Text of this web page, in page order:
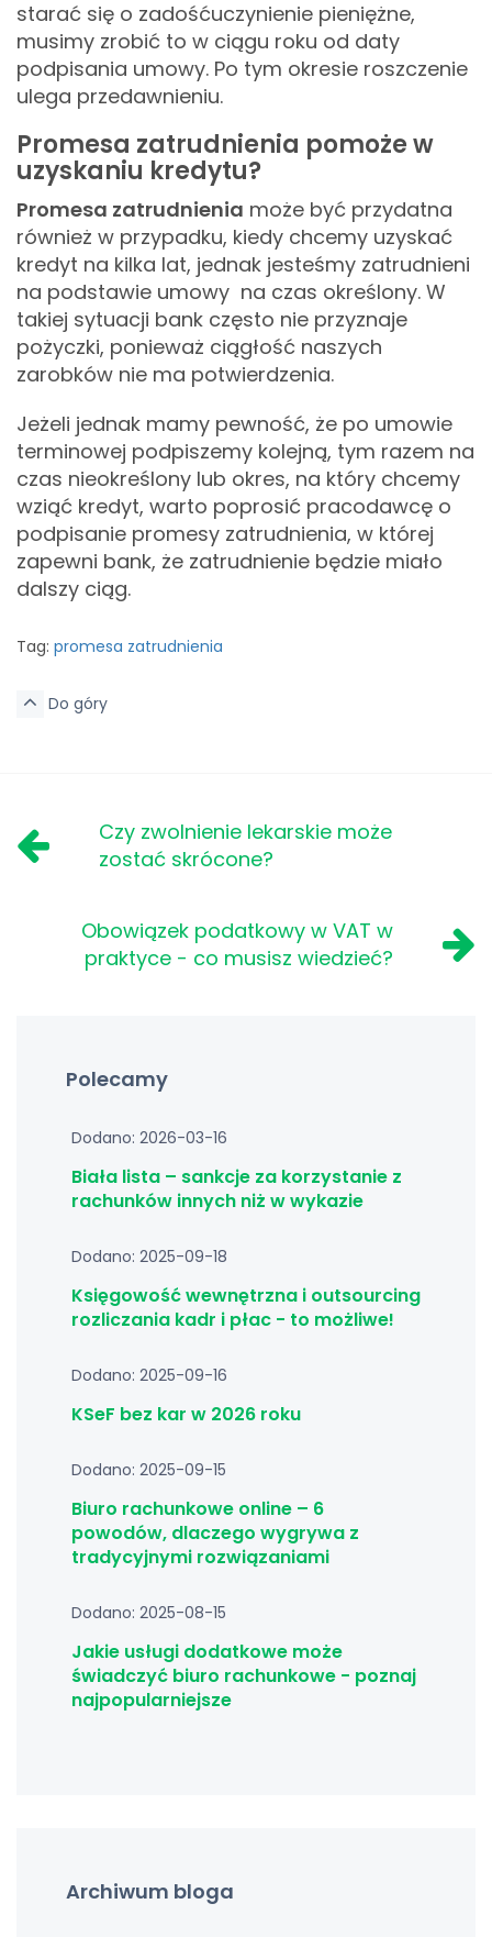
starać się o zadośćuczynienie pieniężne,
musimy zrobić to w ciągu roku od daty
podpisania umowy. Po tym okresie roszczenie
ulega przedawnieniu.
Promesa zatrudnienia pomoże w
uzyskaniu kredytu?
Promesa zatrudnienia może być przydatna
również w przypadku, kiedy chcemy uzyskać
kredyt na kilka lat, jednak jesteśmy zatrudnieni
na podstawie umowy na czas określony. W
takiej sytuacji bank często nie przyznaje
pożyczki, ponieważ ciągłość naszych
zarobków nie ma potwierdzenia.
Jeżeli jednak mamy pewność, że po umowie
terminowej podpiszemy kolejną, tym razem na
czas nieokreślony lub okres, na który chcemy
wziąć kredyt, warto poprosić pracodawcę o
podpisanie promesy zatrudnienia, w której
zapewni bank, że zatrudnienie będzie miało
dalszy ciąg.
Tag: promesa zatrudnienia
Do góry
Czy zwolnienie lekarskie może
zostać skrócone?
Obowiązek podatkowy w VAT w
praktyce - co musisz wiedzieć?
Polecamy
Dodano: 2026-03-16
Biała lista – sankcje za korzystanie z
rachunków innych niż w wykazie
Dodano: 2025-09-18
Księgowość wewnętrzna i outsourcing
rozliczania kadr i płac - to możliwe!
Dodano: 2025-09-16
KSeF bez kar w 2026 roku
Dodano: 2025-09-15
Biuro rachunkowe online – 6
powodów, dlaczego wygrywa z
tradycyjnymi rozwiązaniami
Dodano: 2025-08-15
Jakie usługi dodatkowe może
świadczyć biuro rachunkowe - poznaj
najpopularniejsze
Archiwum bloga